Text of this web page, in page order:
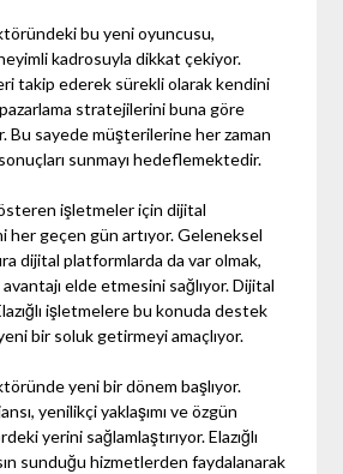
bu yeni oyuncusu,
kadrosuyla dikkat çekiyor.
takip ederek sürekli olarak kendini
stratejilerini buna göre
Bu sayede müşterilerine her zaman
sunmayı hedeflemektedir.
işletmeler için dijital
her geçen gün artıyor. Geleneksel
dijital platformlarda da var olmak,
elde etmesini sağlıyor. Dijital
işletmelere bu konuda destek
bir soluk getirmeyi amaçlıyor.
yeni bir dönem başlıyor.
yenilikçi yaklaşımı ve özgün
yerini sağlamlaştırıyor. Elazığlı
sunduğu hizmetlerden faydalanarak